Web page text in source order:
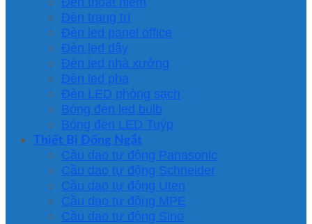
Đèn trang trí
Đèn led panel office
Đèn led dây
Đèn led nhà xưởng
Đèn led pha
Đèn LED phòng sạch
Bóng đèn led bulb
Bóng đèn LED Tuýp
Thiết Bị Đống Ngắt
Cầu dao tự động Panasonic
Cầu dao tự động Schneider
Cầu dao tự động Uten
Cầu dao tự động MPE
Cầu dao tự động Sino